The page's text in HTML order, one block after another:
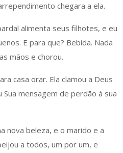
chegara a ela.
alimenta seus filhotes, e eu
E para que? Bebida. Nada
mãos e chorou.
casa orar. Ela clamou a Deus
mensagem de perdão à sua
nova beleza, e o marido e a
a todos, um por um, e